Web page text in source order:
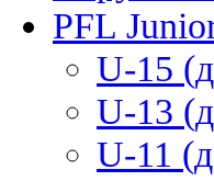
PFL
U-15
U-13
U-11